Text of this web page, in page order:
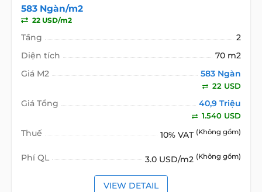
583 Ngàn/m2
22 USD/m2
Tầng
2
Diện tích
70 m2
Giá M2
583 Ngàn
22 USD
Giá Tổng 40,9 Triệu
1.540 USD
Thuế 10% VAT (Không gồm)
Phí QL 3.0 USD/m2 (Không gồm)
VIEW DETAIL